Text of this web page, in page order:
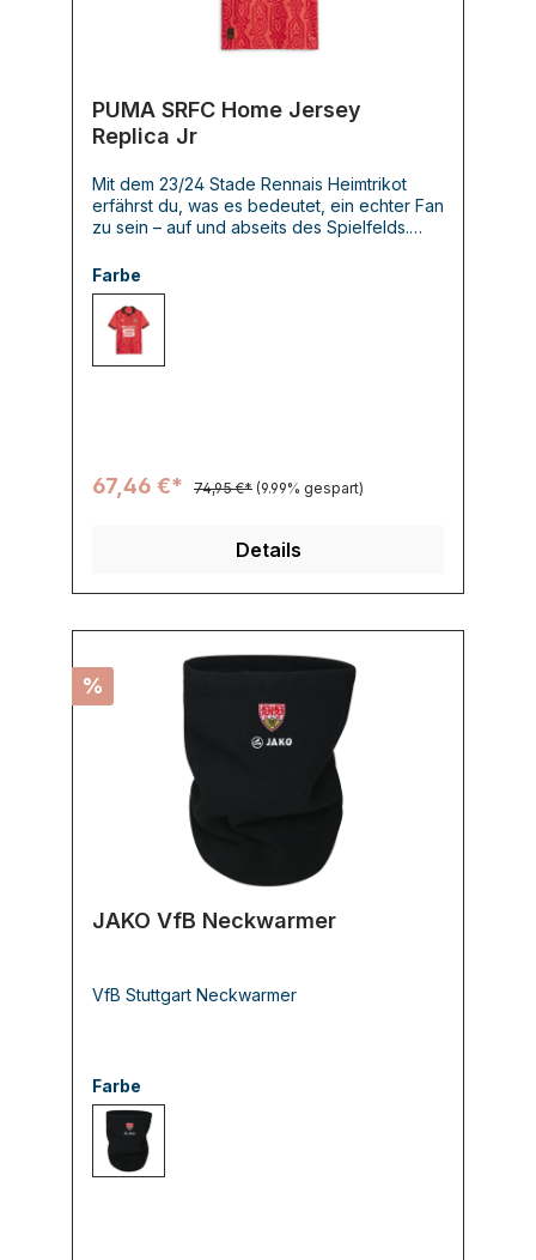
PUMA SRFC Home Jersey
Replica Jr
Mit dem 23/24 Stade Rennais Heimtrikot
erfährst du, was es bedeutet, ein echter Fan
zu sein – auf und abseits des Spielfelds.
zum Stade Rennais.
Farbe
001 PUMA RED-PUMA BLACK
67,46 €* 74,95 €* (9.99% gespart)
Details
%
JAKO VfB Neckwarmer
VfB Stuttgart Neckwarmer
Farbe
800 schwarz